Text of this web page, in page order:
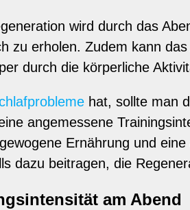
wird durch das
zu erholen. Zudem kann
durch die körperliche
hat, sollte man
angemessene
Ernährung und
dazu beitragen, die
am Abend